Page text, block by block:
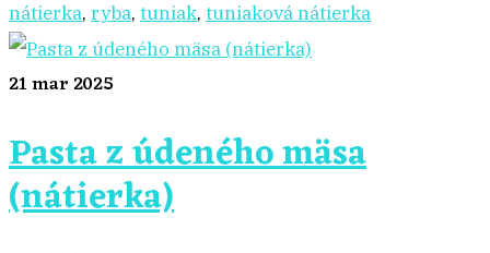
nátierka, ryba, tuniak, tuniaková nátierka
21mar 2025
Pasta z údeného mäsa
(nátierka)